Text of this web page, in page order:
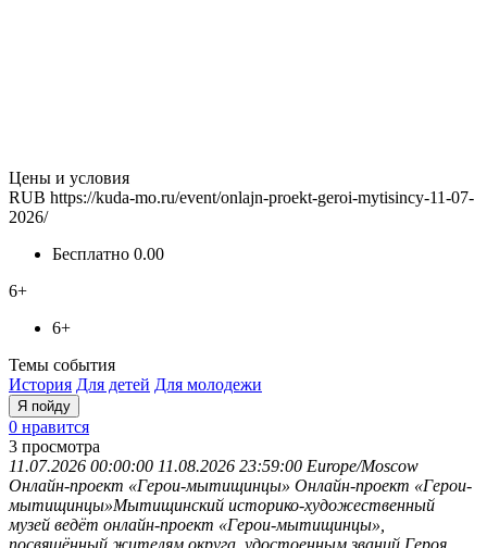
Цены и условия
RUB https://kuda-mo.ru/event/onlajn-proekt-geroi-mytisincy-11-07-
2026/
Бесплатно 0.00
6+
6+
Темы события
История Для детей Для молодежи
Я пойду
0 нравится
3 просмотра
11.07.2026 00:00:00 11.08.2026 23:59:00 Europe/Moscow
Онлайн-проект «Герои-мытищинцы» Онлайн-проект «Герои-
мытищинцы»Мытищинский историко-художественный
музей ведёт онлайн-проект «Герои-мытищинцы»,
посвящённый жителям округа, удостоенным званий Героя